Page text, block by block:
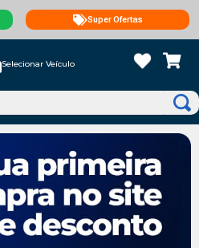
Super Ofertas
Selecionar Veículo